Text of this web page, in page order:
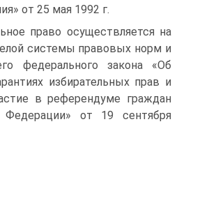
от 25 мая 1992 г.
право осуществляется на
системы правовых норм и
федерального закона «Об
избирательных прав и
в референдуме граждан
Федерации» от 19 сентября